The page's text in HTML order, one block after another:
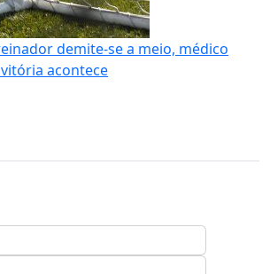
demite-se a meio, médico
acontece